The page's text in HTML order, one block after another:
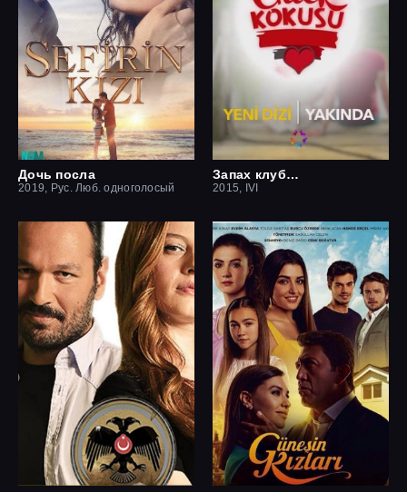
Дочь посла
2019, Рус. Люб. одноголосый
Запах клубники
2015, IVI